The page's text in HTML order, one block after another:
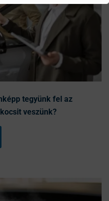
tegyünk fel az
veszünk?